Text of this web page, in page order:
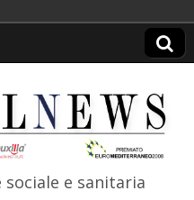
e sanitaria